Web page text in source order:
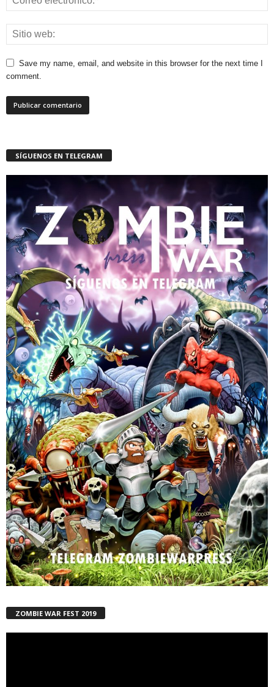
Save my name, email, and website in this browser for the next time I
comment.
SÍGUENOS EN TELEGRAM
ZOMBIE WAR FEST 2019